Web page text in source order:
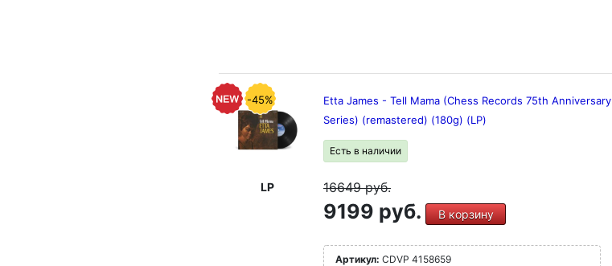
-45%
LP
Etta James - Tell Mama (Chess Records 75th Anniversary
Series) (remastered) (180g) (LP)
Есть в наличии
16649руб.
9199 руб. В корзину
Артикул: CDVP 4158659